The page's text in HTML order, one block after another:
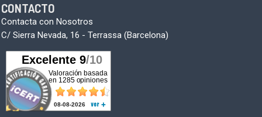
CONTACTO
Contacta con Nosotros
C/ Sierra Nevada, 16 - Terrassa (Barcelona)